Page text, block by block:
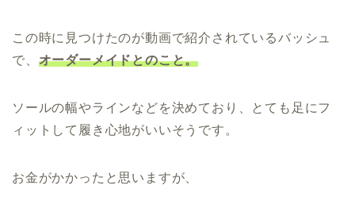
この時に見つけたのが動画で紹介されているバッシュ
で、 オーダーメイドとのこと。
ソールの幅やラインなどを決めており、とても足にフ
ィットして履き心地がいいそうです。
お金がかかったと思いますが、